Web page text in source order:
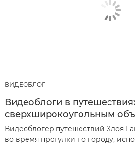
ВИДЕОБЛОГ
Видеоблоги в
сверхширокоугольным
Видеоблогер путешествий Хлоя
во время прогулки по городу,